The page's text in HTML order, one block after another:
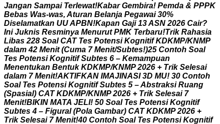
Jangan Sampai Terlewat!Kabar Gembira! Pemda & PPPK
Bebas Was-was, Aturan Belanja Pegawai 30%
Diselamatkan UUAPBN!Kapan Gaji 13ASN 2026 Cair?
Ini Juknis Resminya Menurut PMK Terbaru!Trik Rahasia
Libas 228 Soal CAT Tes Potensi Kognitif KDKMP/KNMP
dalam 42 Menit (Cuma 7 Menit/Subtes!)25 Contoh Soal
Tes Potensi Kognitif Subtes 6 – Kemampuan
Menentukan Bentuk KDKMP/KNMP 2026 + Trik Selesai
dalam 7 Menit!AKTIFKAN IMAJINASI 3D MU! 30 Contoh
Soal Tes Potensi Kognitif Subtes 5 –Abstraksi Ruang
(Spasial) CAT KDKMP/KNMP 2026 + Trik Selesai 7
Menit!BIKIN MATA JELI! 50 Soal Tes Potensi Kognitif
Subtes 4 – Figural (Pola Gambar) CAT KDKMP 2026 +
Trik Selesai 7 Menit!40 Contoh Soal Tes Potensi Kognitif